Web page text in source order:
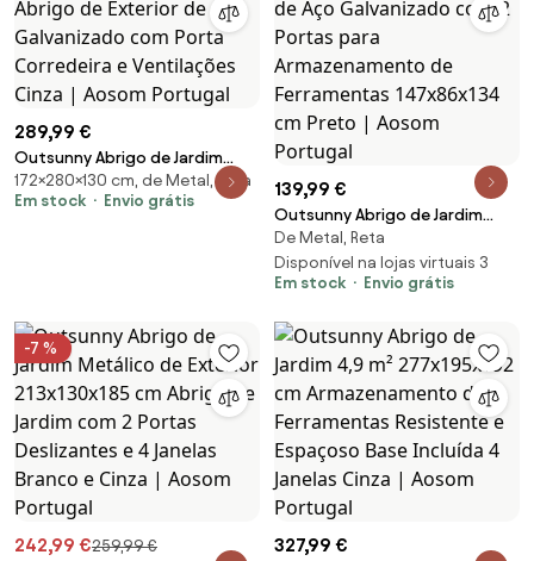
289,99 €
Outsunny Abrigo de Jardim
280x130x172 cm Abrigo de
Exterior de Aço Galvanizado
172×280×130 cm, de Metal, Reta
Em stock
Envio grátis
139,99 €
Outsunny Abrigo de Jardim
Exterior de 1,26 m² de Aço
Galvanizado com 2 Portas para
Armazenamento de
Preto | Aosom Portugal
De Metal, Reta
Disponível na lojas virtuais 3
Em stock
Envio grátis
-7 %
242,99 €259,99 €
327,99 €